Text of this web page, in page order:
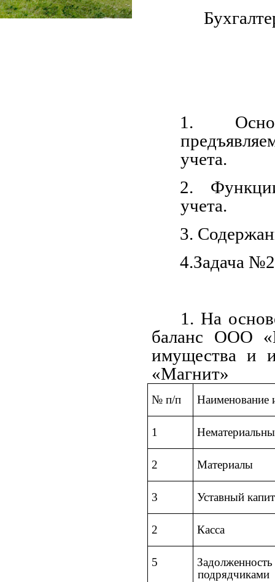
1.
учета.
2.
учета.
3.
4.Задача №2
1. На
баланс ООО
имущества и
«Магнит»
№ п/п Наименование
1
2 Материалы
3 Уставный
2 Касса
5
подрядчиками